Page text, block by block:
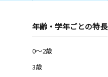
年齢・学年ごとの特長
0～2歳
3歳